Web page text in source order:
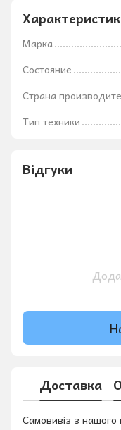
Марка
Состояние
Страна
Тип техники
Відгуки
Доставка
Самовивіз з